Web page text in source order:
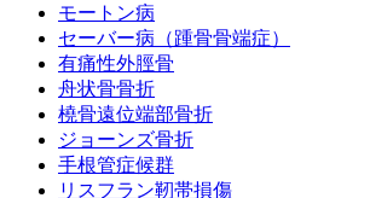
モートン病
セーバー病（踵骨骨端症）
有痛性外脛骨
舟状骨骨折
橈骨遠位端部骨折
ジョーンズ骨折
手根管症候群
リスフラン靭帯損傷